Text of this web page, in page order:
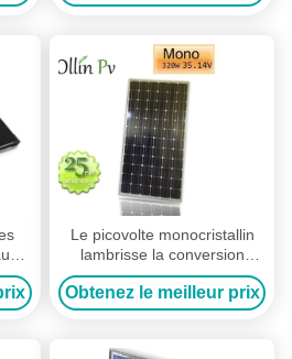
Le picovolte monocristallin
lambrisse la conversion
d'énergie de rendement
élevé de panneaux solaires
d'énergie solaire
Obtenez le meilleur prix